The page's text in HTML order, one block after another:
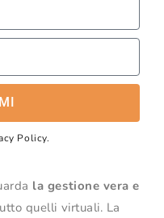
Policy.
la gestione vera e
quelli virtuali. La